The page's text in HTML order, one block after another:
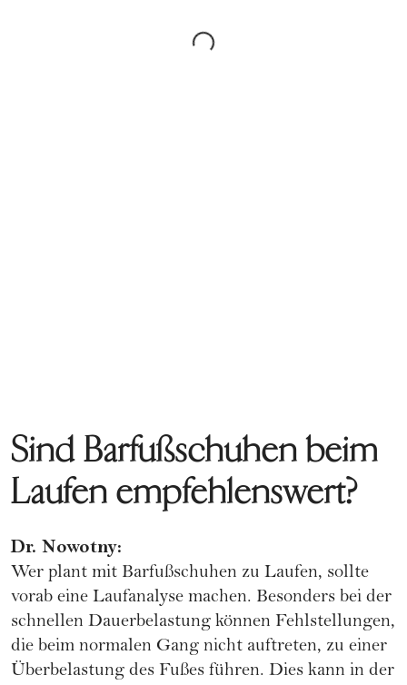
Sind Barfußschuhen beim
Laufen empfehlenswert?
Dr. Nowotny:
Wer plant mit Barfußschuhen zu Laufen, sollte
vorab eine Laufanalyse machen. Besonders bei der
schnellen Dauerbelastung können Fehlstellungen,
die beim normalen Gang nicht auftreten, zu einer
Überbelastung des Fußes führen. Dies kann in der